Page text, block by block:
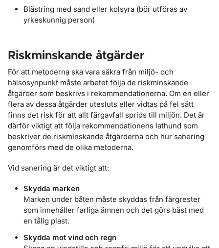
Blästring med sand eller kolsyra (bör utföras av
yrkeskunnig person)
Riskminskande åtgärder
För att metoderna ska vara säkra från miljö- och
hälsosynpunkt måste arbetet följa de riskminskande
åtgärder som beskrivs i rekommendationerna. Om en eller
flera av dessa åtgärder utesluts eller vidtas på fel sätt
finns det risk för att allt färgavfall sprids till miljön. Det är
därför viktigt att följa rekommendationens lathund som
beskriver de riskminskande åtgärderna och hur sanering
genomförs med de olika metoderna.
Vid sanering är det viktigt att:
Skydda marken
Marken under båten måste skyddas från färgrester
som innehåller farliga ämnen och det görs bäst med
en tålig plast.
Skydda mot vind och regn